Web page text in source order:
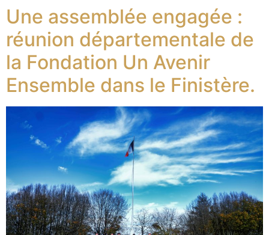
Une assemblée engagée :
réunion départementale de
la Fondation Un Avenir
Ensemble dans le Finistère.